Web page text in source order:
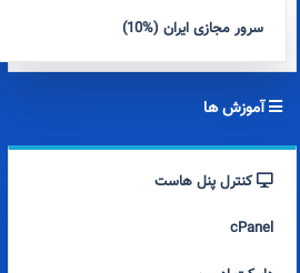
سرور مجازی ایران (%10)
آموزش ها
کنترل پنل هاست
cPanel